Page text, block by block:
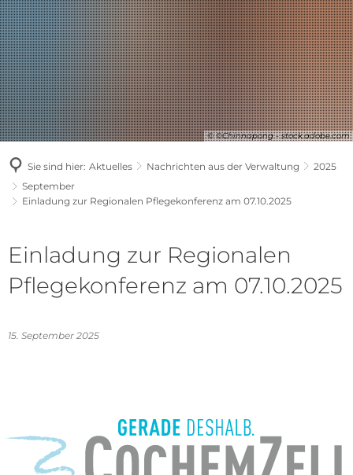
© ©Chinnapong - stock.adobe.com
Sie sind hier: Aktuelles Nachrichten aus der Verwaltung
2025
September
Einladung zur Regionalen Pflegekonferenz am 07.10.2025
Einladung zur Regionalen
Pflegekonferenz am 07.10.2025
15. September 2025